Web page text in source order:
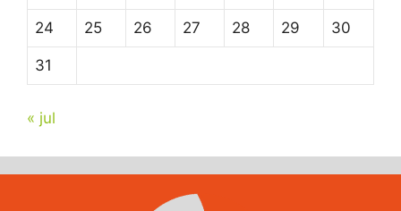
24 25 26 27 28 29 30
31
« jul